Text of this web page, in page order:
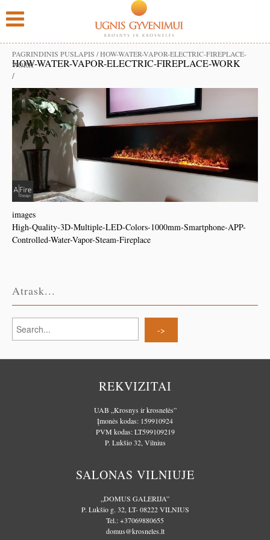
PAGRINDINIS PUSLAPIS /HOW-WATER-VAPOR-ELECTRIC-FIREPLACE-
WORK
HOW-WATER-VAPOR-ELECTRIC-FIREPLACE-WORK
/
images
High-Quality-3D-Multiple-LED-Colors-1000mm-Smartphone-APP-
Controlled-Water-Vapor-Steam-Fireplace
Atrask...
REKVIZITAI
UAB „Krosnys ir krosnelės”
Įmonės kodas: 159910924
PVM kodas: LT599109219
P. Lukšio 32, Vilnius
SALONAS VILNIUJE
„DOMUS GALERIJA”
P. Lukšio g. 32, LT- 08222 VILNIUS
Tel.:+37069880655
domus@krosneles.lt